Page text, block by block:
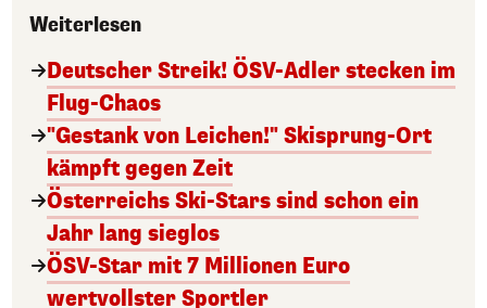
Weiterlesen
Deutscher Streik! ÖSV-Adler stecken im
Flug-Chaos
"Gestank von Leichen!" Skisprung-Ort
kämpft gegen Zeit
Österreichs Ski-Stars sind schon ein
Jahr lang sieglos
ÖSV-Star mit 7 Millionen Euro
wertvollster Sportler